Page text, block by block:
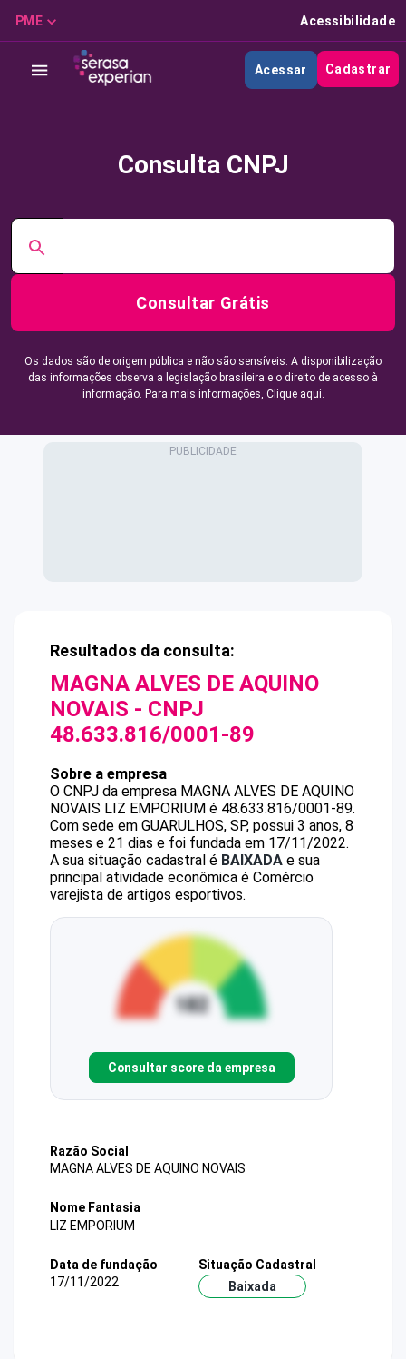
PME Acessibilidade
Acessar Cadastrar
Consulta CNPJ
Consultar Grátis
Os dados são de origem pública e não são sensíveis. A disponibilização
das informações observa a legislação brasileira e o direito de acesso à
informação. Para mais informações, Clique aqui.
Resultados da consulta:
MAGNA ALVES DE AQUINO
NOVAIS - CNPJ
48.633.816/0001-89
Sobre a empresa
O CNPJ da empresa MAGNA ALVES DE AQUINO
NOVAIS LIZ EMPORIUM é 48.633.816/0001-89.
Com sede em GUARULHOS, SP, possui 3 anos, 8
meses e 21 dias e foi fundada em 17/11/2022.
A sua situação cadastral é BAIXADA e sua
principal atividade econômica é Comércio
varejista de artigos esportivos.
Consultar score da empresa
Razão Social
MAGNA ALVES DE AQUINO NOVAIS
Nome Fantasia
LIZ EMPORIUM
Data de fundação
17/11/2022
Situação Cadastral
Baixada